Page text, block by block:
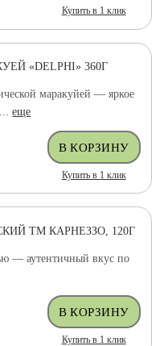
Купить в 1 клик
«DELPHI» 360Г
маракуйей — яркое
...еще
Купить в 1 клик
ТМ КАРНЕЗЗО, 120Г
— аутентичный вкус по
Купить в 1 клик